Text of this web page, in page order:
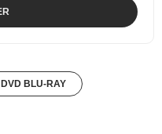
BLU-RAY